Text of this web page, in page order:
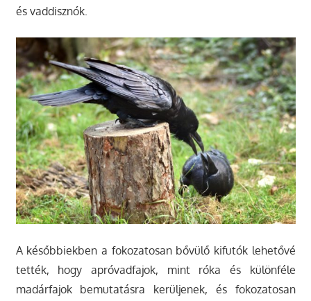
és vaddisznók.
A későbbiekben a fokozatosan bővülő kifutók lehetővé
tették, hogy apróvadfajok, mint róka és különféle
madárfajok bemutatásra kerüljenek, és fokozatosan